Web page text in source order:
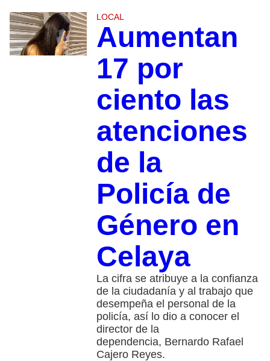
LOCAL
Aumentan
17 por
ciento las
atenciones
de la
Policía de
Género en
Celaya
La cifra se atribuye a la confianza
de la ciudadanía y al trabajo que
desempeña el personal de la
policía, así lo dio a conocer el
director de la
dependencia, Bernardo Rafael
Cajero Reyes.